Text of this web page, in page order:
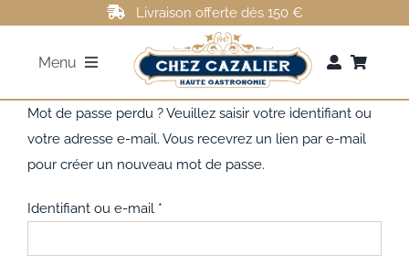
contenu
Livraison offerte dès 150 €
Menu
FOIE GRAS
ROTI DE CANARD
Mot de passe perdu ? Veuillez saisir votre identifiant ou
votre adresse e-mail. Vous recevrez un lien par e-mail
pour créer un nouveau mot de passe.
Identifiant ou e-mail *